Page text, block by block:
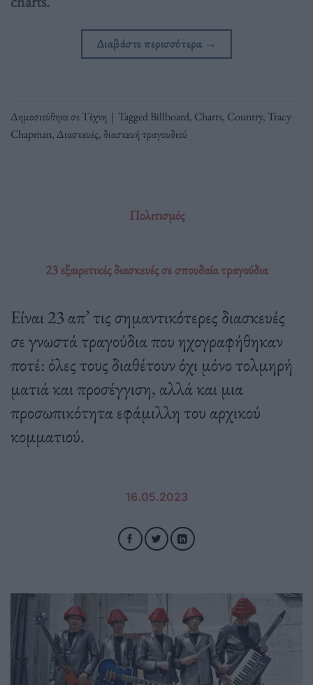
Διαβάστε περισσότερα →
Δημοσιεύθηκε σεΤέχνη | TaggedBillboard, Charts, Country, Tracy
Chapman, Διασκευές,διασκευή τραγουδιού
Πολιτισμός
23 εξαιρετικές διασκευές σε σπουδαία τραγούδια
Είναι 23 απ’ τις σημαντικότερες διασκευές
σε γνωστά τραγούδια που ηχογραφήθηκαν
ποτέ: όλες τους διαθέτουν όχι μόνο τολμηρή
ματιά και προσέγγιση, αλλά και μια
προσωπικότητα εφάμιλλη του αρχικού
κομματιού.
16.05.2023